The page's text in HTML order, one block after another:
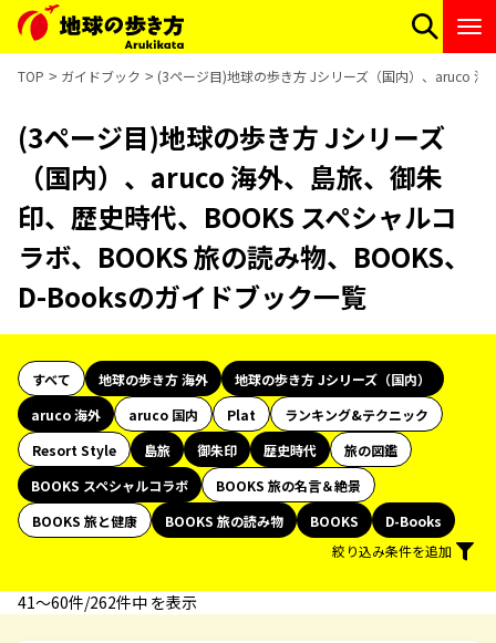
TOP ガイドブック (3ページ目)地球の歩き方 Jシリーズ（国内）、aruco 海
(3ページ目)地球の歩き方 Jシリーズ
（国内）、aruco 海外、島旅、御朱
印、歴史時代、BOOKS スペシャルコ
ラボ、BOOKS 旅の読み物、BOOKS、
D-Booksのガイドブック一覧
すべて 地球の歩き方 海外
地球の歩き方 Jシリーズ（国内）
aruco 海外
aruco 国内 Plat
ランキング&テクニック
Resort Style
島旅 御朱印 歴史時代
旅の図鑑
BOOKS スペシャルコラボ
BOOKS 旅の名言＆絶景
BOOKS 旅と健康
BOOKS 旅の読み物 BOOKS
D-Books
絞り込み条件を追加
41〜60件/262件中 を表示